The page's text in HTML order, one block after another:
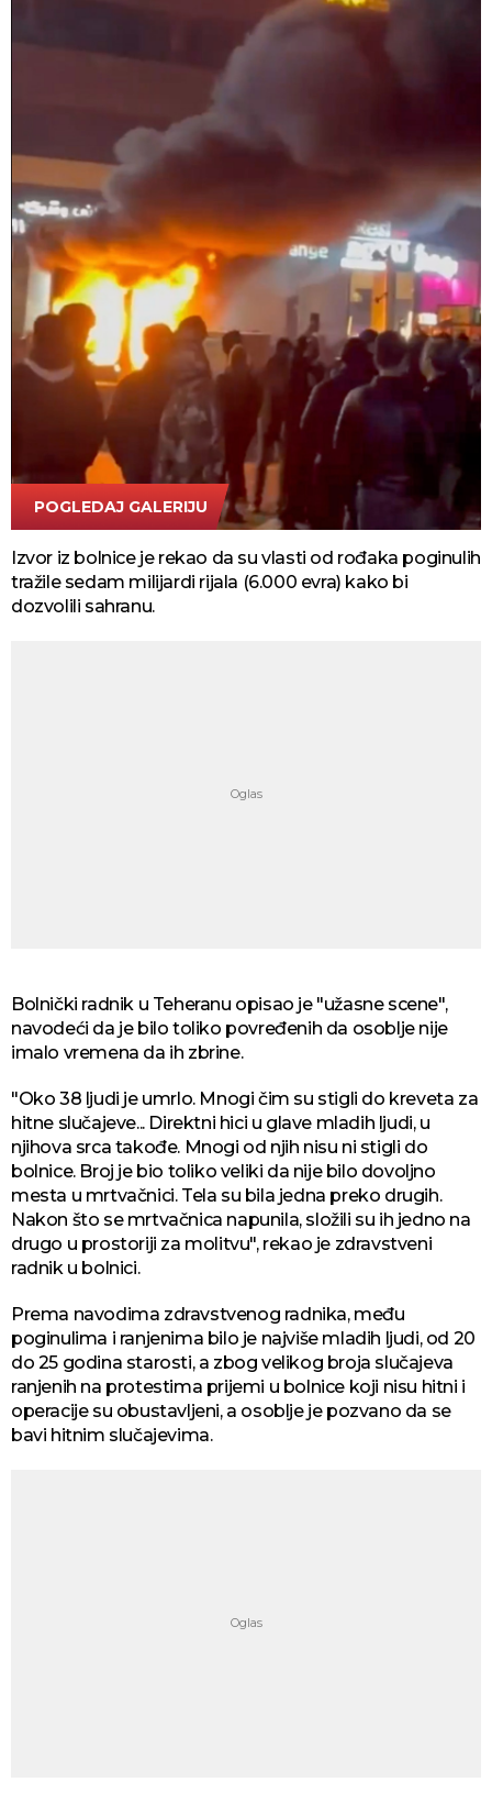
POGLEDAJ GALERIJU
Izvor iz bolnice je rekao da su vlasti od rođaka poginulih
tražile sedam milijardi rijala (6.000 evra) kako bi
dozvolili sahranu.
Bolnički radnik u Teheranu opisao je "užasne scene",
navodeći da je bilo toliko povređenih da osoblje nije
imalo vremena da ih zbrine.
"Oko 38 ljudi je umrlo. Mnogi čim su stigli do kreveta za
hitne slučajeve... Direktni hici u glave mladih ljudi, u
njihova srca takođe. Mnogi od njih nisu ni stigli do
bolnice. Broj je bio toliko veliki da nije bilo dovoljno
mesta u mrtvačnici. Tela su bila jedna preko drugih.
Nakon što se mrtvačnica napunila, složili su ih jedno na
drugo u prostoriji za molitvu", rekao je zdravstveni
radnik u bolnici.
Prema navodima zdravstvenog radnika, među
poginulima i ranjenima bilo je najviše mladih ljudi, od 20
do 25 godina starosti, a zbog velikog broja slučajeva
ranjenih na protestima prijemi u bolnice koji nisu hitni i
operacije su obustavljeni, a osoblje je pozvano da se
bavi hitnim slučajevima.